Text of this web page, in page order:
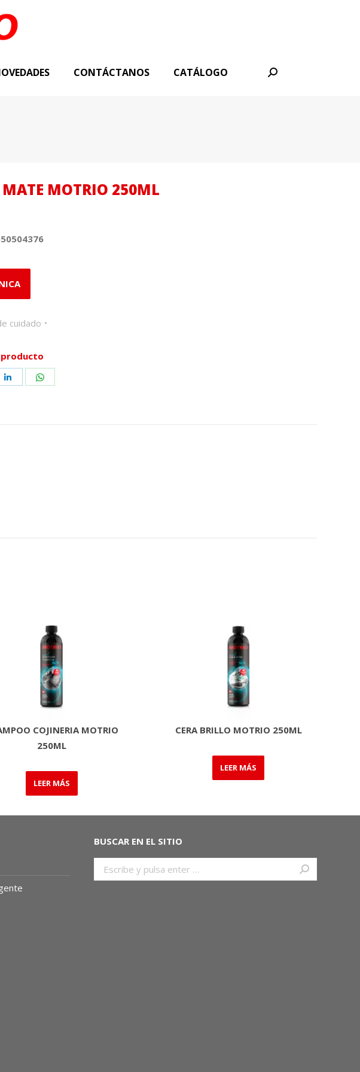
CONTÁCTANOS CATÁLOGO Buscar:
MOTRIO 250ML
cuidado
Share
COJINERIA MOTRIO
250ML
LEER MÁS
CERA BRILLO MOTRIO 250ML
LEER MÁS
BUSCAR EN EL SITIO